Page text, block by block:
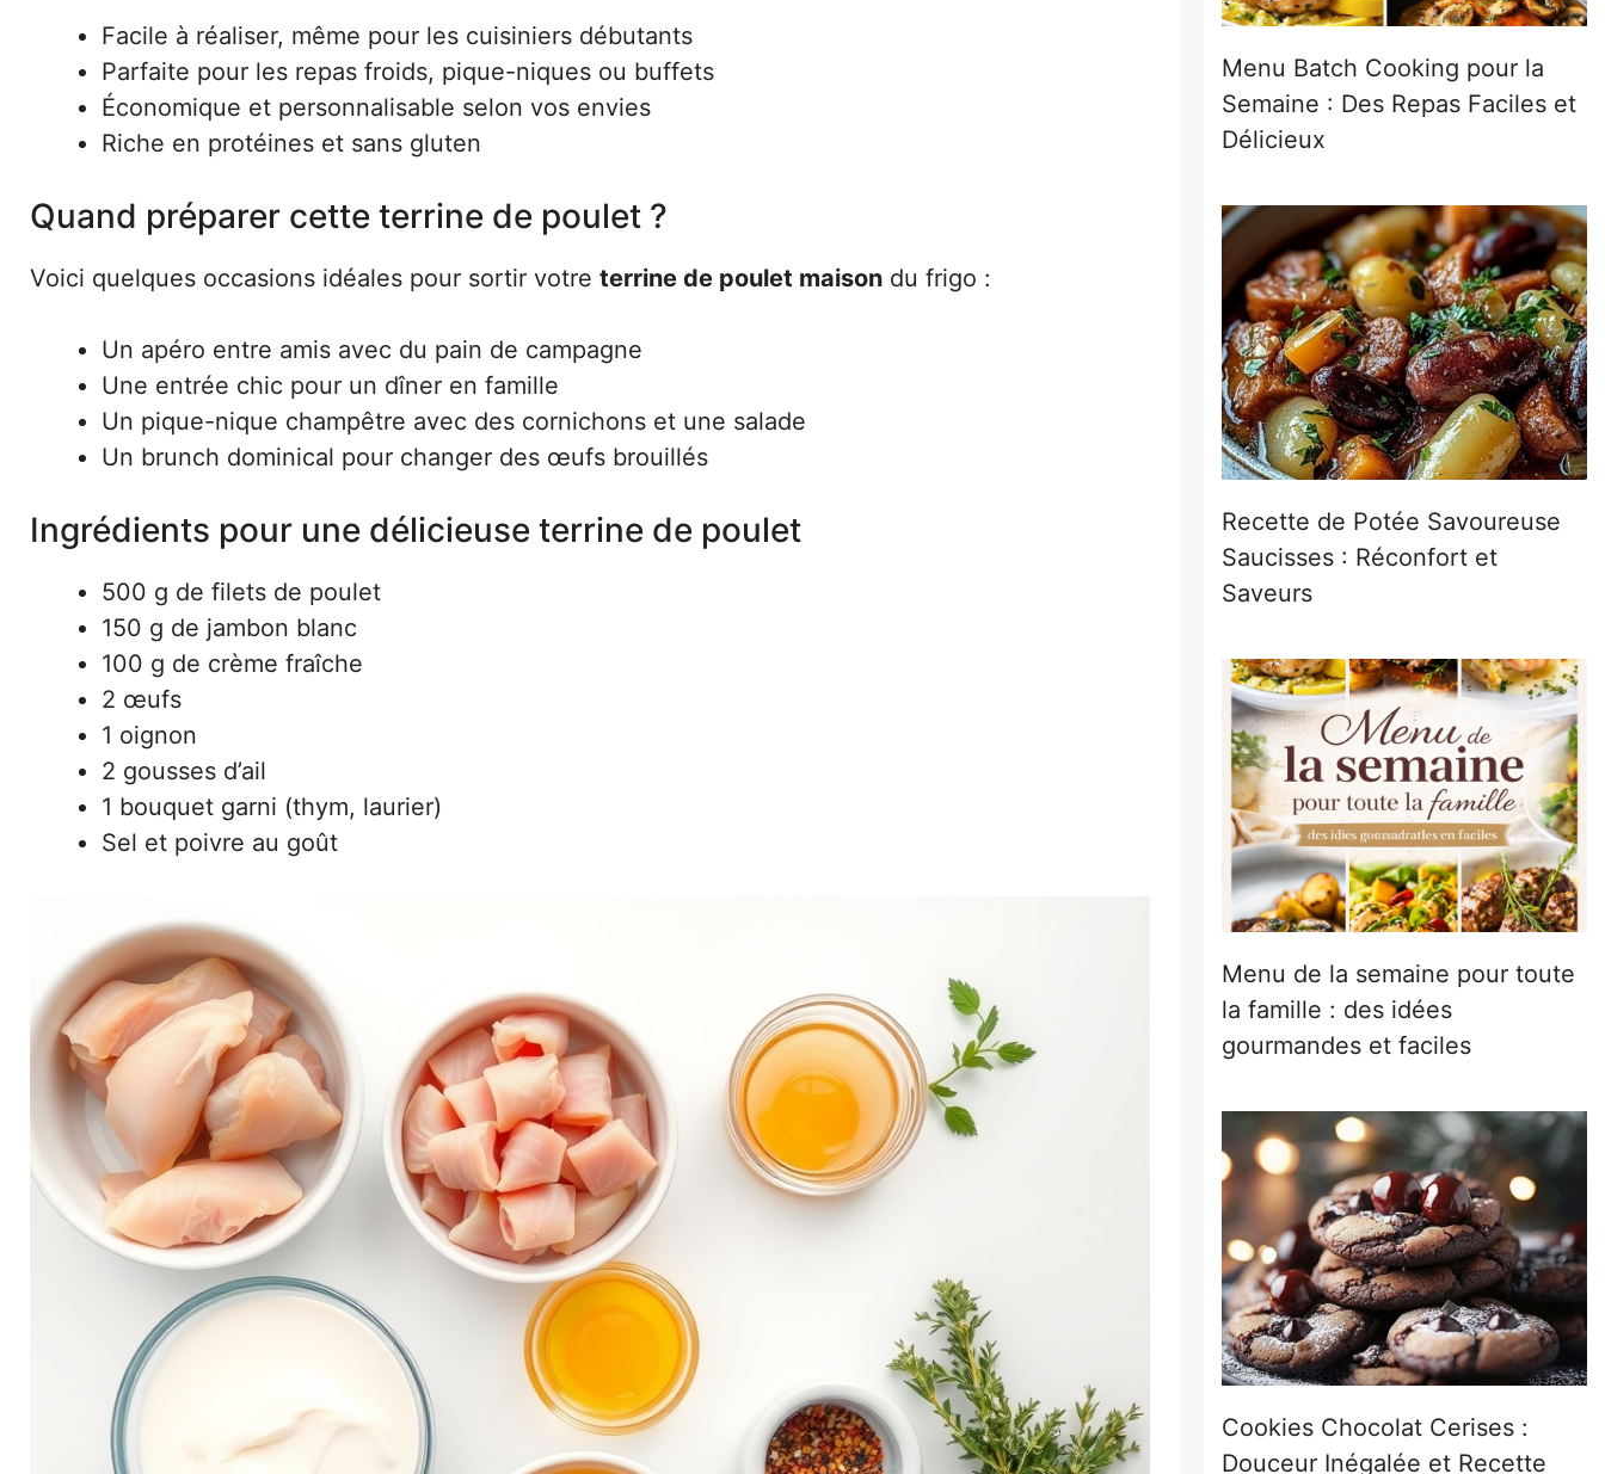
Facile à réaliser, même pour les cuisiniers débutants
Parfaite pour les repas froids, pique-niques ou buffets
Économique et personnalisable selon vos envies
Riche en protéines et sans gluten
Quand préparer cette terrine de poulet ?
Voici quelques occasions idéales pour sortir votre terrine de poulet maison du frigo :
Un apéro entre amis avec du pain de campagne
Une entrée chic pour un dîner en famille
Un pique-nique champêtre avec des cornichons et une salade
Un brunch dominical pour changer des œufs brouillés
Ingrédients pour une délicieuse terrine de poulet
500 g de filets de poulet
150 g de jambon blanc
100 g de crème fraîche
2 œufs
1 oignon
2 gousses d’ail
1 bouquet garni (thym, laurier)
Sel et poivre au goût
Menu Batch Cooking pour la
Semaine : Des Repas Faciles et
Délicieux
Recette de Potée Savoureuse
Saucisses : Réconfort et
Saveurs
Menu de la semaine pour toute
la famille : des idées
gourmandes et faciles
Cookies Chocolat Cerises :
Douceur Inégalée et Recette